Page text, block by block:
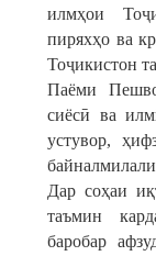
илмҳои
пиряхҳо ва
Тоҷикистон
Паёми
сиёсӣ ва
устувор,
Дар соҳаи
таъмин
баробар